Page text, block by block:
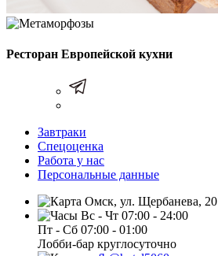
Ресторан Европейской кухни
Завтраки
Спецоценка
Работа у нас
Персональные данные
Омск, ул. Щербанева, 20
Вс - Чт 07:00 - 24:00
Пт - Сб 07:00 - 01:00
Лобби-бар круглосуточно